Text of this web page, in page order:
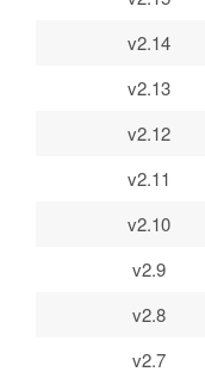
v2.14
v2.13
v2.12
v2.11
v2.10
v2.9
v2.8
v2.7